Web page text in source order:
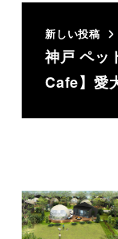
新しい投稿
神戸 ペッ
Cafe】愛